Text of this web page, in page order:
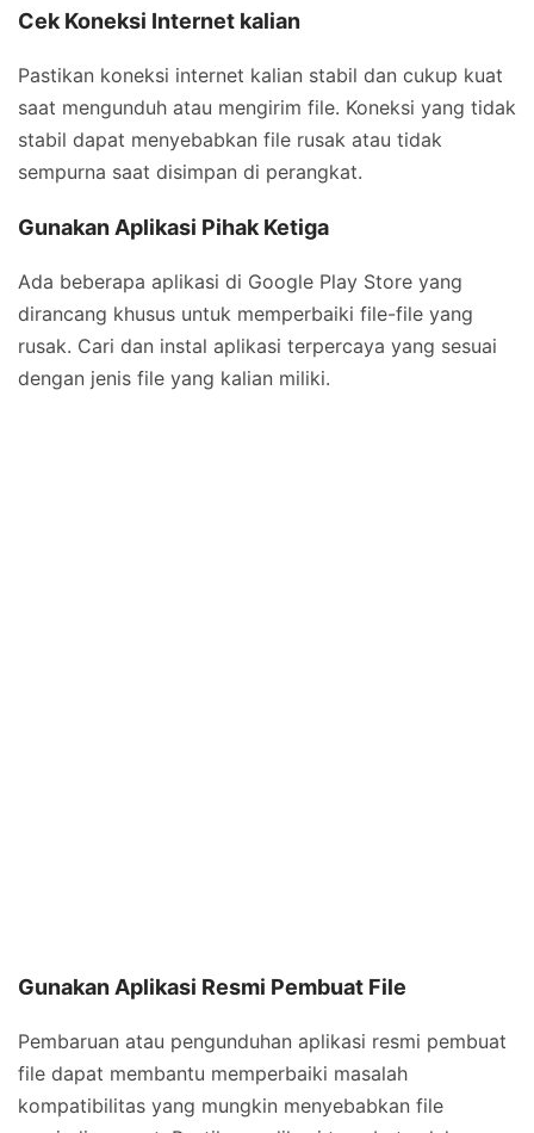
Cek Koneksi Internet kalian
Pastikan koneksi internet kalian stabil dan cukup kuat
saat mengunduh atau mengirim file. Koneksi yang tidak
stabil dapat menyebabkan file rusak atau tidak
sempurna saat disimpan di perangkat.
Gunakan Aplikasi Pihak Ketiga
Ada beberapa aplikasi di Google Play Store yang
dirancang khusus untuk memperbaiki file-file yang
rusak. Cari dan instal aplikasi terpercaya yang sesuai
dengan jenis file yang kalian miliki.
Gunakan Aplikasi Resmi Pembuat File
Pembaruan atau pengunduhan aplikasi resmi pembuat
file dapat membantu memperbaiki masalah
kompatibilitas yang mungkin menyebabkan file